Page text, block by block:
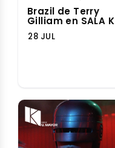
Brazil de Terry
Gilliam en SALA K
28 JUL